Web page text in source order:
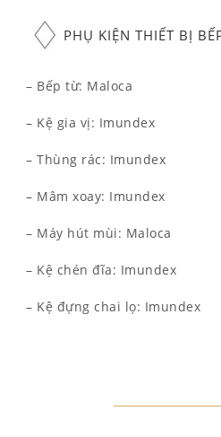
PHỤ KIỆN THIẾT BỊ
– Bếp từ: Maloca
– Kệ gia vị: Imundex
– Thùng rác: Imundex
– Mâm xoay: Imundex
– Máy hút mùi: Maloca
– Kệ chén đĩa: Imundex
– Kệ đựng chai lọ: Imundex